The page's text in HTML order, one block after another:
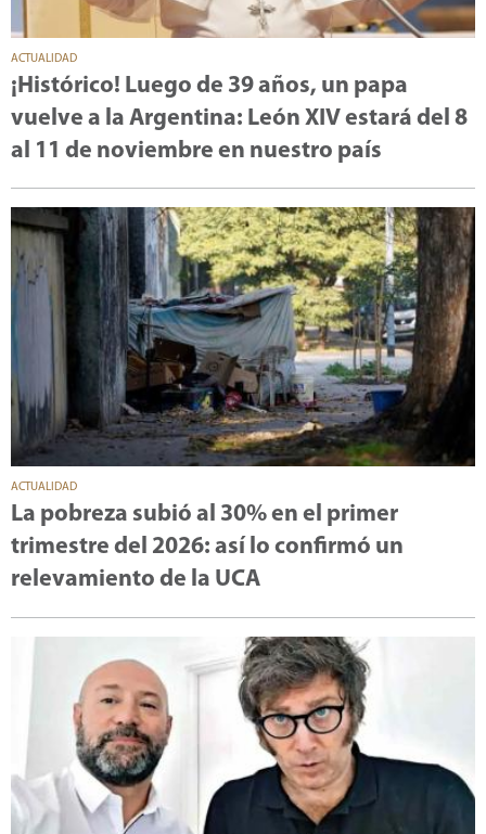
ACTUALIDAD
¡Histórico! Luego de 39 años, un papa
vuelve a la Argentina: León XIV estará del 8
al 11 de noviembre en nuestro país
ACTUALIDAD
La pobreza subió al 30% en el primer
trimestre del 2026: así lo confirmó un
relevamiento de la UCA